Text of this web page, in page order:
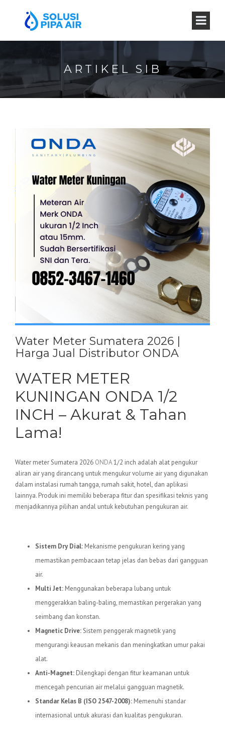
ARTIKEL SIB
Water Meter Sumatera 2026 |
Harga Jual Distributor ONDA
WATER METER
KUNINGAN ONDA 1/2
INCH – Akurat & Tahan
Lama!
Water meter Sumatera 2026 ONDA1/2 inch adalah alat pengukur
aliran air yang dirancang untuk mengukur volume air yang digunakan
dalam instalasi rumah tangga, rumah sakit, hotel, dan aplikasi
lainnya. Produk ini memiliki beberapa fitur dan spesifikasi teknis yang
menjadikannya pilihan andal untuk kebutuhan pengukuran air.
Sistem Dry Dial: Mekanisme pengukuran kering yang
memastikan pembacaan tetap jelas dan bebas dari gangguan
air.
Multi Jet: Menggunakan beberapa lubang untuk
menggerakkan baling-baling, memastikan pergerakan yang
seimbang dan konstan.
Magnetic Drive:Sistem penggerak magnetik yang
mengurangi keausan mekanis dan meningkatkan umur pakai
alat.
Anti-Magnet: Dilengkapi dengan fitur keamanan untuk
mencegah pencurian air melalui gangguan magnetik.
Standar Kelas B (ISO 2547-2008): Memenuhi standar
internasional untuk akurasi dan kualitas pengukuran.